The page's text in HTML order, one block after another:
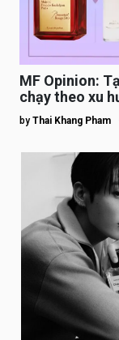
MF Opinion:
chạy theo xu
by Thai Khang Pham